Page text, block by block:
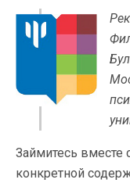
Займитесь вместе
конкретной